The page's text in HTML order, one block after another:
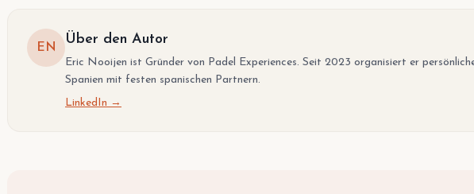
EN
Über den Autor
Eric Nooijen ist Gründer von Padel Experiences. Seit 2023 organisiert er
Spanien mit festen spanischen Partnern.
LinkedIn →